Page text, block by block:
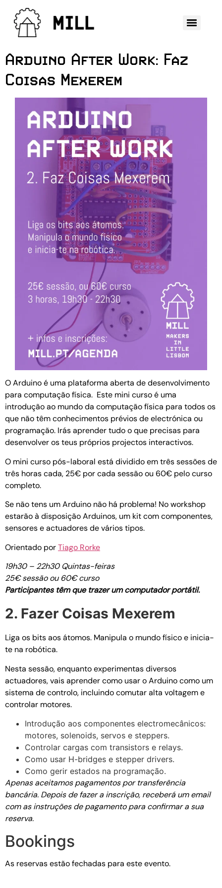
Arduino After Work: Faz
Coisas Mexerem
O Arduino é uma pla­ta­forma aberta de desen­vol­vi­mento
para com­pu­ta­ção física. Este mini curso é uma
introdução ao mundo da computação física para todos os
que não têm conhecimentos prévios de electrónica ou
programação. Irás aprender tudo o que precisas para
desenvolver os teus próprios projectos interactivos.
O mini curso pós-laboral está dividido em três sessões de
três horas cada, 25€ por cada sessão ou 60€ pelo curso
completo.
Se não tens um Arduino não há pro­blema! No workshop
estarão à disposição Arduinos, um kit com com­po­nen­tes,
sen­so­res e actu­a­do­res de vários tipos.
Orientado porTiago Rorke
19h30 – 22h30 Quintas-feiras
25€ sessão ou 60€ curso
Participantes têm que trazer um computador portátil.
2. Fazer Coisas Mexerem
Liga os bits aos átomos. Mani­pu­la o mundo físico e inicia-
te na robótica.
Nesta sessão, enquanto experimentas diversos
actuadores, vais aprender como usar o Arduino como um
sistema de controlo, incluindo comutar alta voltagem e
controlar motores.
Introdução aos componentes electromecânicos:
motores, solenoids, servos e steppers.
Controlar cargas com transistors e relays.
Como usar H-bridges e stepper drivers.
Como gerir estados na programação.
Apenas aceitamos pagamentos por transferência
bancária. Depois de fazer a inscrição, receberá um email
com as instruções de pagamento para confirmar a sua
reserva.
Bookings
As reservas estão fechadas para este evento.